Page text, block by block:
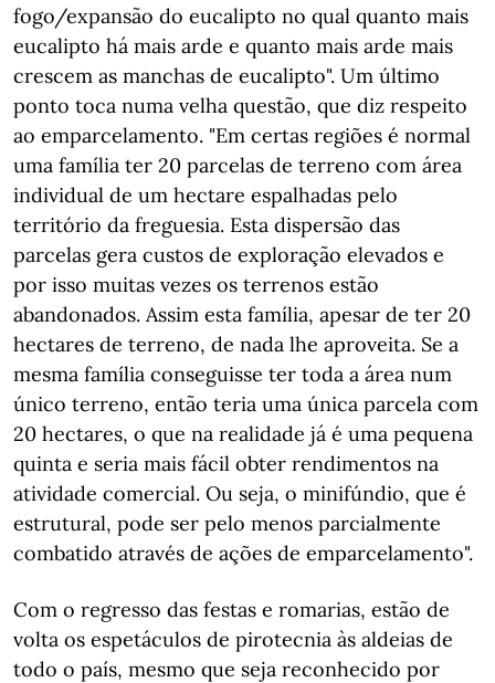
fogo/expansão do eucalipto no qual quanto mais
eucalipto há mais arde e quanto mais arde mais
crescem as manchas de eucalipto". Um último
ponto toca numa velha questão, que diz respeito
ao emparcelamento. "Em certas regiões é normal
uma família ter 20 parcelas de terreno com área
individual de um hectare espalhadas pelo
território da freguesia. Esta dispersão das
parcelas gera custos de exploração elevados e
por isso muitas vezes os terrenos estão
abandonados. Assim esta família, apesar de ter 20
hectares de terreno, de nada lhe aproveita. Se a
mesma família conseguisse ter toda a área num
único terreno, então teria uma única parcela com
20 hectares, o que na realidade já é uma pequena
quinta e seria mais fácil obter rendimentos na
atividade comercial. Ou seja, o minifúndio, que é
estrutural, pode ser pelo menos parcialmente
combatido através de ações de emparcelamento".
Com o regresso das festas e romarias, estão de
volta os espetáculos de pirotecnia às aldeias de
todo o país, mesmo que seja reconhecido por